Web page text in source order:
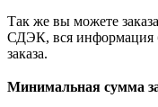
Так же вы можете
СДЭК, вся информация
заказа.
Минимальная сумма